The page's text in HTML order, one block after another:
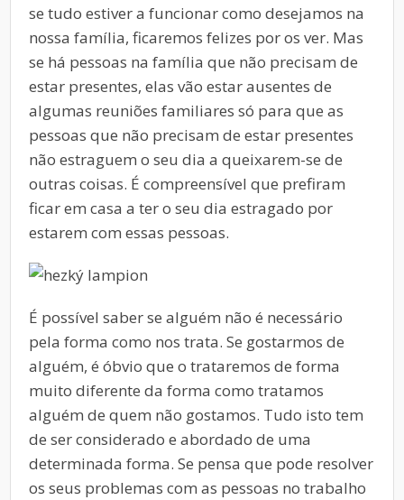
se tudo estiver a funcionar como desejamos na
nossa família, ficaremos felizes por os ver. Mas
se há pessoas na família que não precisam de
estar presentes, elas vão estar ausentes de
algumas reuniões familiares só para que as
pessoas que não precisam de estar presentes
não estraguem o seu dia a queixarem-se de
outras coisas. É compreensível que prefiram
ficar em casa a ter o seu dia estragado por
estarem com essas pessoas.
É possível saber se alguém não é necessário
pela forma como nos trata. Se gostarmos de
alguém, é óbvio que o trataremos de forma
muito diferente da forma como tratamos
alguém de quem não gostamos. Tudo isto tem
de ser considerado e abordado de uma
determinada forma. Se pensa que pode resolver
os seus problemas com as pessoas no trabalho